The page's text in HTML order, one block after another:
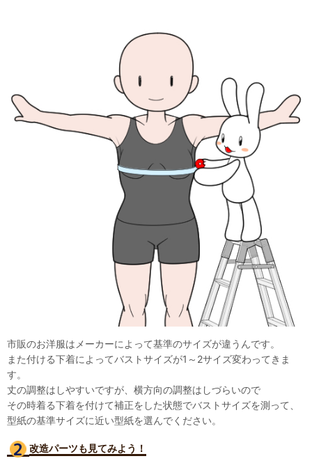
市販のお洋服はメーカーによって基準のサイズが違うんです。
また付ける下着によってバストサイズが1～2サイズ変わってきま
す。
丈の調整はしやすいですが、横方向の調整はしづらいので
その時着る下着を付けて補正をした状態でバストサイズを測って、
型紙の基準サイズに近い型紙を選んでください。
改造パーツも見てみよう！